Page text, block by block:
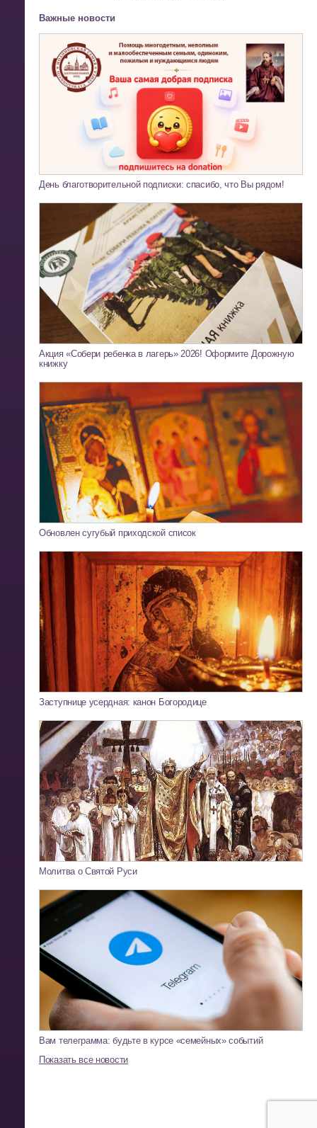
Важные новости
День благотворительной подписки: спасибо, что Вы рядом!
Акция «Собери ребенка в лагерь» 2026! Оформите Дорожную
книжку
Обновлен сугубый приходской список
Заступнице усердная: канон Богородице
Молитва о Святой Руси
Вам телеграмма: будьте в курсе «семейных» событий
Показать все новости